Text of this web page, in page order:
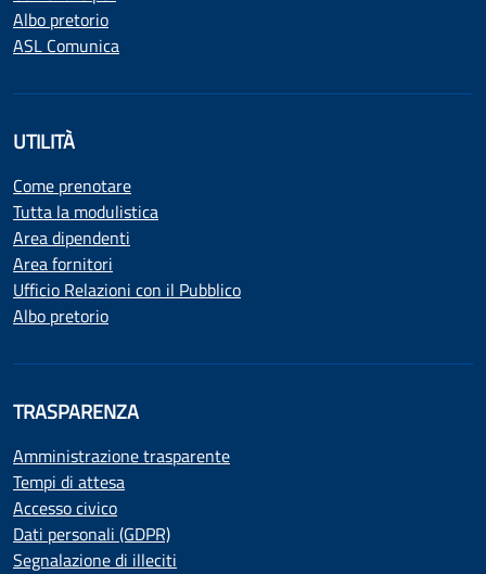
Albo pretorio
ASL Comunica
UTILITÀ
Come prenotare
Tutta la modulistica
Area dipendenti
Area fornitori
Ufficio Relazioni con il Pubblico
Albo pretorio
TRASPARENZA
Amministrazione trasparente
Tempi di attesa
Accesso civico
Dati personali (GDPR)
Segnalazione di illeciti